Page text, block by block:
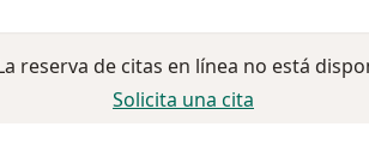
reserva de citas en línea no está
Solicita una cita